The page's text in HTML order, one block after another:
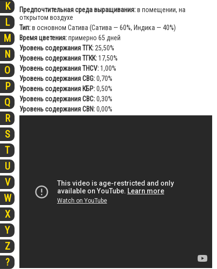
K
L
M
N
O
P
Q
R
S
T
U
V
W
X
Y
Z
?
Предпочтительная среда выращивания:в помещении, на
открытом воздухе
Тип:в основном Сатива (Сатива — 60%, Индика — 40%)
Время цветения:примерно 65 дней
Уровень содержания ТГК: 25,50%
Уровень содержания ТГКК:17,50%
Уровень содержания THCV:1,00%
Уровень содержания CBG:0,70%
Уровень содержания КБР:0,50%
Уровень содержания CBC:0,30%
Уровень содержания CBN:0,00%